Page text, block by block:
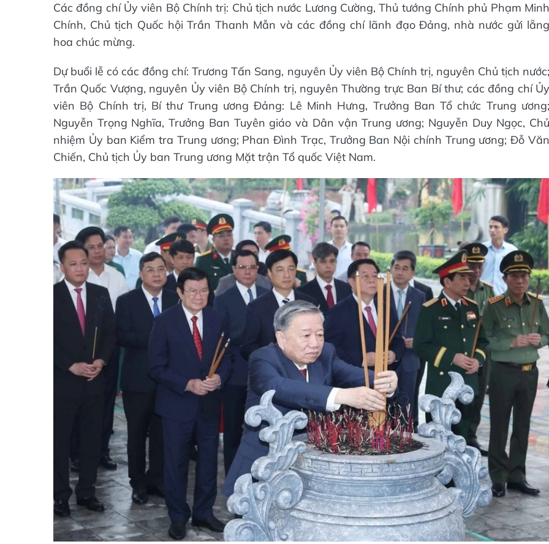
Các đồng chí Ủy viên Bộ Chính trị: Chủ tịch nước Lương Cường, Thủ tướng Chính phủ Phạm Minh
Chính, Chủ tịch Quốc hội Trần Thanh Mẫn và các đồng chí lãnh đạo Đảng, nhà nước gửi lẵng
hoa chúc mừng.
Dự buổi lễ có các đồng chí: Trương Tấn Sang, nguyên Ủy viên Bộ Chính trị, nguyên Chủ tịch nước;
Trần Quốc Vượng, nguyên Ủy viên Bộ Chính trị, nguyên Thường trực Ban Bí thư; các đồng chí Ủy
viên Bộ Chính trị, Bí thư Trung ương Đảng: Lê Minh Hưng, Trưởng Ban Tổ chức Trung ương;
Nguyễn Trọng Nghĩa, Trưởng Ban Tuyên giáo và Dân vận Trung ương; Nguyễn Duy Ngọc, Chủ
nhiệm Ủy ban Kiểm tra Trung ương; Phan Đình Trạc, Trưởng Ban Nội chính Trung ương; Đỗ Văn
Chiến, Chủ tịch Ủy ban Trung ương Mặt trận Tổ quốc Việt Nam.